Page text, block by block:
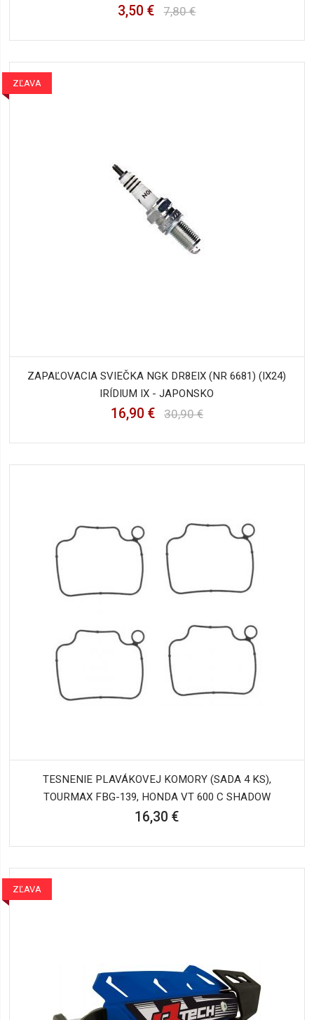
3,50 € 7,80 €
ZĽAVA
ZAPAĽOVACIA SVIEČKA NGK DR8EIX (NR 6681) (IX24)
IRÍDIUM IX - JAPONSKO
16,90 € 30,90 €
TESNENIE PLAVÁKOVEJ KOMORY (SADA 4 KS),
TOURMAX FBG-139, HONDA VT 600 C SHADOW
16,30 €
ZĽAVA